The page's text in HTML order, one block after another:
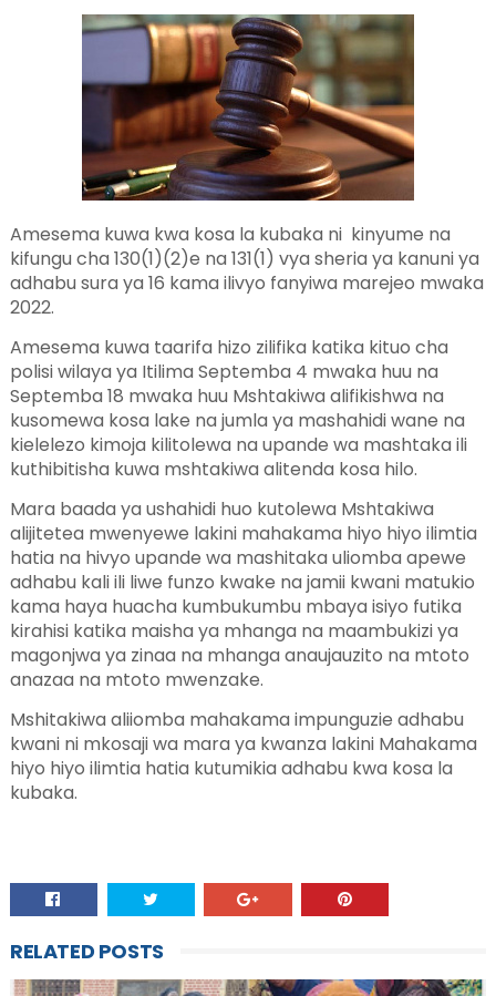
Amesema kuwa kwa kosa la kubaka ni kinyume na
kifungu cha 130(1)(2)e na 131(1) vya sheria ya kanuni ya
adhabu sura ya 16 kama ilivyo fanyiwa marejeo mwaka
2022.
Amesema kuwa taarifa hizo zilifika katika kituo cha
polisi wilaya ya Itilima Septemba 4 mwaka huu na
Septemba 18 mwaka huu Mshtakiwa alifikishwa na
kusomewa kosa lake na jumla ya mashahidi wane na
kielelezo kimoja kilitolewa na upande wa mashtaka ili
kuthibitisha kuwa mshtakiwa alitenda kosa hilo.
Mara baada ya ushahidi huo kutolewa Mshtakiwa
alijitetea mwenyewe lakini mahakama hiyo hiyo ilimtia
hatia na hivyo upande wa mashitaka uliomba apewe
adhabu kali ili liwe funzo kwake na jamii kwani matukio
kama haya huacha kumbukumbu mbaya isiyo futika
kirahisi katika maisha ya mhanga na maambukizi ya
magonjwa ya zinaa na mhanga anaujauzito na mtoto
anazaa na mtoto mwenzake.
Mshitakiwa aliiomba mahakama impunguzie adhabu
kwani ni mkosaji wa mara ya kwanza lakini Mahakama
hiyo hiyo ilimtia hatia kutumikia adhabu kwa kosa la
kubaka.
RELATED POSTS